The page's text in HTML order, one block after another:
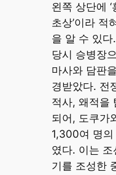
왼쪽 상단에
초상’이라 적
을 알 수 있
당시 승병장
마사와 담판
경받았다. 전
적사, 왜적을
되어, 도쿠가
1,300여 명
였다. 이는 조
기를 조성한